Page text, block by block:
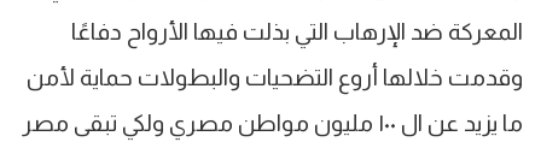
المعركة ضد الإرهاب التي بذلت فيها الأرواح دفاعًا
وقدمت خلالها أروع التضحيات والبطولات حماية لأمن
ما يزيد عن ال ١٠٠ مليون مواطن مصري ولكي تبقى مصر